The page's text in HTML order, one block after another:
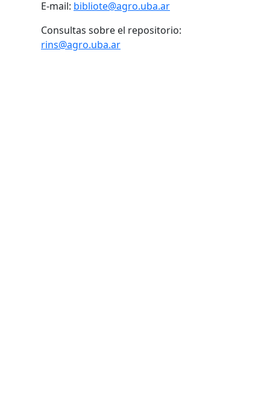
E-mail: bibliote@agro.uba.ar
Consultas sobre el repositorio:
rins@agro.uba.ar